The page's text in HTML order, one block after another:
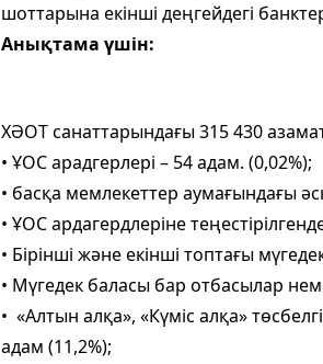
шоттарына екінші деңгейдегі
Анықтама үшін:
ХӘОТ санаттарындағы 315 430
• ҰОС арадгерлері – 54 адам. (0,02%);
• басқа мемлекеттер аумағындағы
• ҰОС ардагердлеріне
• Бірінші және екінші топтағы
• Мүгедек баласы бар отбасылар
• «Алтын алқа», «Күміс алқа»
адам (11,2%);